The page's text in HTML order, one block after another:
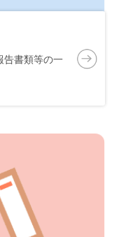
告書類等の一